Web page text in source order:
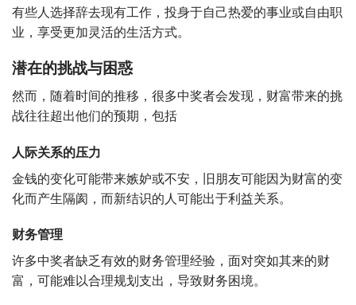
有些人选择辞去现有工作，投身于自己热爱的事业或自由职
业，享受更加灵活的生活方式。
潜在的挑战与困惑
然而，随着时间的推移，很多中奖者会发现，财富带来的挑
战往往超出他们的预期，包括
人际关系的压力
金钱的变化可能带来嫉妒或不安，旧朋友可能因为财富的变
化而产生隔阂，而新结识的人可能出于利益关系。
财务管理
许多中奖者缺乏有效的财务管理经验，面对突如其来的财
富，可能难以合理规划支出，导致财务困境。